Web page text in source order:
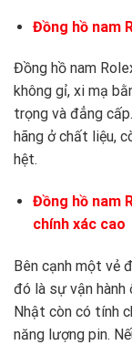
Đồng hồ nam
Đồng hồ nam
không gỉ, xi mạ
trọng và đẳng
hãng ở chất liệu,
hệt.
Đồng hồ nam
chính xác cao
Bên cạnh một vẻ
đó là sự vận hành
Nhật còn có tính
năng lượng pin.